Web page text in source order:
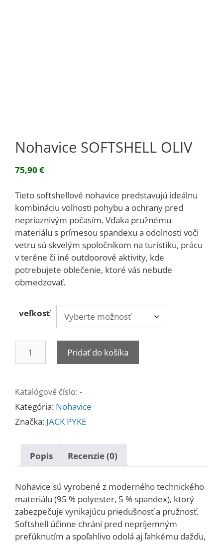
Nohavice SOFTSHELL OLIV
75,90 €
Tieto softshellové nohavice predstavujú ideálnu
kombináciu voľnosti pohybu a ochrany pred
nepriaznivým počasím. Vďaka pružnému
materiálu s prímesou spandexu a odolnosti voči
vetru sú skvelým spoločníkom na turistiku, prácu
v teréne či iné outdoorové aktivity, kde
potrebujete oblečenie, ktoré vás nebude
obmedzovať.
veľkosť
Nohavice
Pridať do košíka
Katalógové číslo: -
Kategória: Nohavice
Značka: JACK PYKE
Popis Recenzie (0)
Nohavice sú vyrobené z moderného technického
materiálu (95 % polyester, 5 % spandex), ktorý
zabezpečuje vynikajúcu priedušnosť a pružnosť.
Softshell účinne chráni pred nepríjemným
prefúknutím a spoľahlivo odolá aj ľahkému dažďu,